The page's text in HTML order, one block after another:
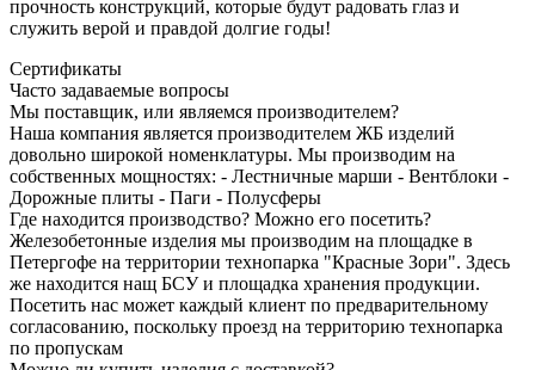
прочность конструкций, которые будут радовать глаз и
служить верой и правдой долгие годы!
Сертификаты
Часто задаваемые вопросы
Мы поставщик, или являемся производителем?
Наша компания является производителем ЖБ изделий
довольно широкой номенклатуры. Мы производим на
собственных мощностях: - Лестничные марши - Вентблоки -
Дорожные плиты - Паги - Полусферы
Где находится производство? Можно его посетить?
Железобетонные изделия мы производим на площадке в
Петергофе на территории технопарка "Красные Зори". Здесь
же находится нащ БСУ и площадка хранения продукции.
Посетить нас может каждый клиент по предварительному
согласованию, поскольку проезд на территорию технопарка
по пропускам